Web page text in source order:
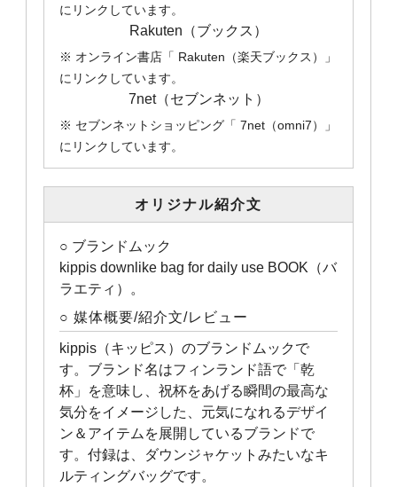
にリンクしています。
Rakuten（ブックス）
※ オンライン書店「 Rakuten（楽天ブックス）」
にリンクしています。
7net（セブンネット）
※ セブンネットショッピング「 7net（omni7）」
にリンクしています。
オリジナル紹介文
○ ブランドムック
kippis downlike bag for daily use BOOK（バ
ラエティ）。
○ 媒体概要/紹介文/レビュー
kippis（キッピス）のブランドムックで
す。ブランド名はフィンランド語で「乾
杯」を意味し、祝杯をあげる瞬間の最高な
気分をイメージした、元気になれるデザイ
ン＆アイテムを展開しているブランドで
す。付録は、ダウンジャケットみたいなキ
ルティングバッグです。